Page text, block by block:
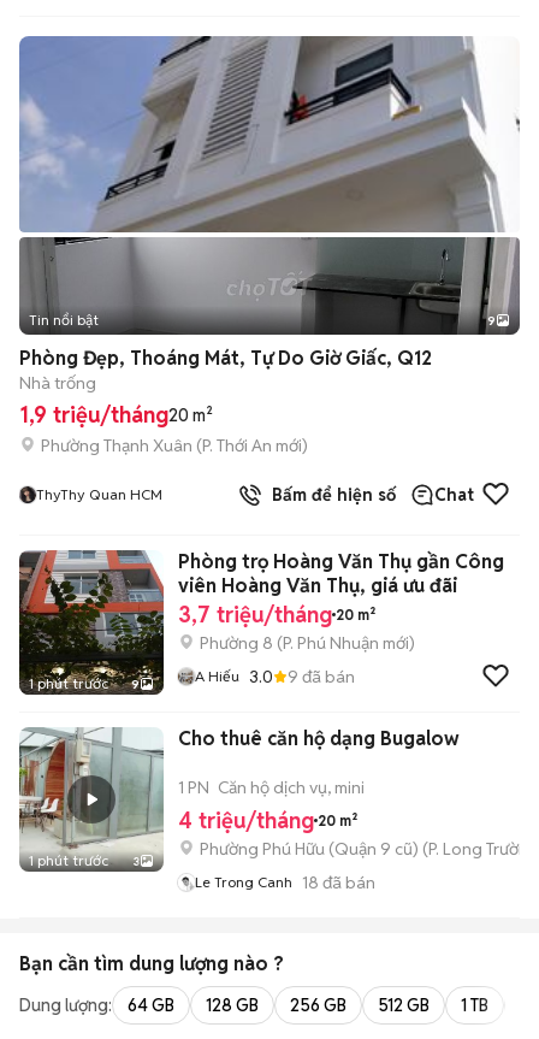
+2
Tin nổi bật 9
Phòng Đẹp, Thoáng Mát, Tự Do Giờ Giấc, Q12
Nhà trống
1,9 triệu/tháng20 m²
Phường Thạnh Xuân (P. Thới An mới)
ThyThy Quan HCM Bấm để hiện số Chat
1 phút trước 9
Phòng trọ Hoàng Văn Thụ gần Công
viên Hoàng Văn Thụ, giá ưu đãi
3,7 triệu/tháng 20 m²
Phường 8 (P. Phú Nhuận mới)
A Hiếu 3.0 9 đã bán
1 phút trước 3
Cho thuê căn hộ dạng Bugalow
1 PN Căn hộ dịch vụ, mini
4 triệu/tháng 20 m²
Phường Phú Hữu (Quận 9 cũ) (P. Long Trường
Le Trong Canh 18 đã bán
Bạn cần tìm dung lượng nào ?
Dung lượng: 64 GB 128 GB 256 GB 512 GB 1 TB